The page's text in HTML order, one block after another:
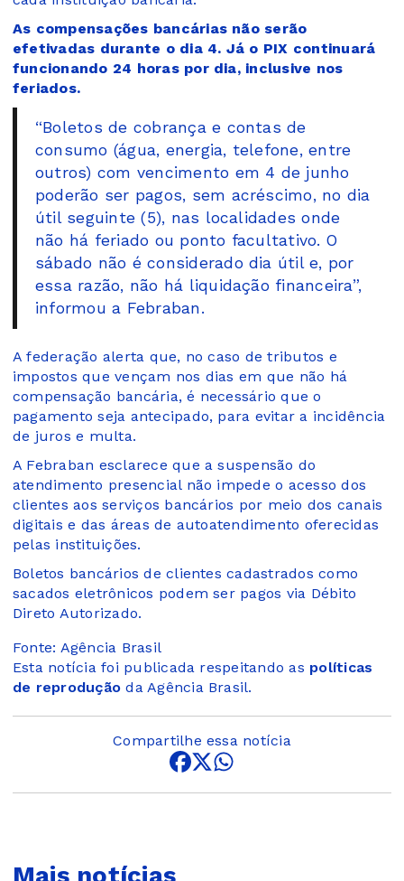
As compensações bancárias não serão
efetivadas durante o dia 4. Já o PIX continuará
funcionando 24 horas por dia, inclusive nos
feriados.
“Boletos de cobrança e contas de
consumo (água, energia, telefone, entre
outros) com vencimento em 4 de junho
poderão ser pagos, sem acréscimo, no dia
útil seguinte (5), nas localidades onde
não há feriado ou ponto facultativo. O
sábado não é considerado dia útil e, por
essa razão, não há liquidação financeira”,
informou a Febraban.
A federação alerta que, no caso de tributos e
impostos que vençam nos dias em que não há
compensação bancária, é necessário que o
pagamento seja antecipado, para evitar a incidência
de juros e multa.
A Febraban esclarece que a suspensão do
atendimento presencial não impede o acesso dos
clientes aos serviços bancários por meio dos canais
digitais e das áreas de autoatendimento oferecidas
pelas instituições.
Boletos bancários de clientes cadastrados como
sacados eletrônicos podem ser pagos via Débito
Direto Autorizado.
Fonte: Agência Brasil
Esta notícia foi publicada respeitando as políticas
de reprodução da Agência Brasil.
Compartilhe essa notícia
Mais notícias